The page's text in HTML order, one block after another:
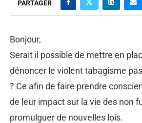
PARTAGER
Bonjour,
Serait il possible de mettre en
dénoncer le violent tabagisme
? Ce afin de faire prendre
de leur impact sur la vie des non
promulguer de nouvelles lois.